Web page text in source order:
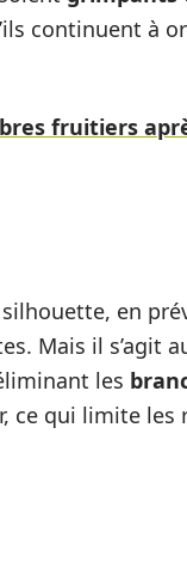
continuent à
fruitiers
en
Mais il s’agit
les
ce qui limite les